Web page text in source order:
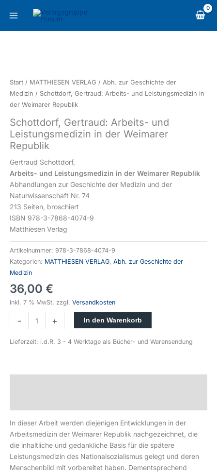
Inhalt
Start / MATTHIESEN VERLAG / Abh. zur Geschichte der
Medizin / Schottdorf, Gertraud: Arbeits- und Leistungsmedizin in
der Weimarer Republik
Schottdorf, Gertraud: Arbeits- und
Leistungsmedizin in der Weimarer
Republik
Gertraud Schottdorf,
Arbeits- und Leistungsmedizin in der Weimarer Republik
Abhandlungen zur Geschichte der Medizin und der
Naturwissenschaft Nr. 74
213 Seiten, broschiert
ISBN 978-3-7868-4074-9
Matthiesen Verlag
Artikelnummer: 978-3-7868-4074-9
Kategorien: MATTHIESEN VERLAG, Abh. zur Geschichte der
Medizin
36,00 €
inkl. 7 % MwSt. zzgl. Versandkosten
-
und
Leistungsmedizin
in
Weimarer
Republik
Menge
+ In den Warenkorb
Lieferzeit: i.d.R. 3 - 4 Werktage als Bücher- und Warensendung
In dieser Arbeit werden diejenigen Entwicklungen in der
Arbeitsmedizin der Weimarer Republik nachgezeichnet, die
die inhaltliche und gedankliche Basis für die spätere
Leistungsmedizin des Nationalsozialismus gelegt und deren
Menschenbild mit vorbereitet haben. Dementsprechend